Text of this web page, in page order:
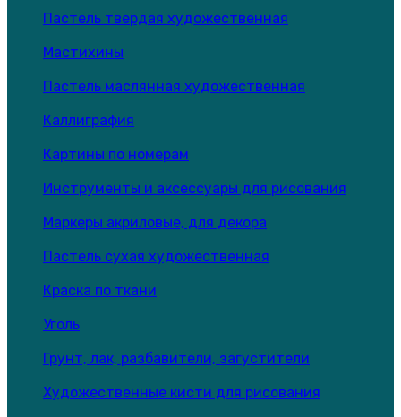
Пастель твердая художественная
Мастихины
Пастель маслянная художественная
Каллиграфия
Картины по номерам
Инструменты и аксессуары для рисования
Маркеры акриловые, для декора
Пастель сухая художественная
Краска по ткани
Уголь
Грунт, лак, разбавители, загустители
Художественные кисти для рисования